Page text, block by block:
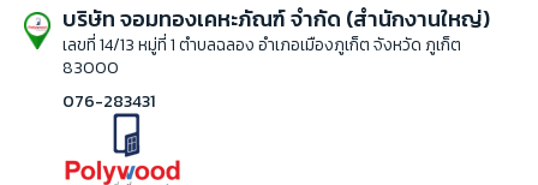
บริษัท จอมทองเคหะภัณฑ์ จำกัด (สำนักงานใหญ่)
เลขที่ 14/13 หมู่ที่ 1 ตำบลฉลอง อำเภอเมืองภูเก็ต จังหวัด ภูเก็ต
83000
076-283431